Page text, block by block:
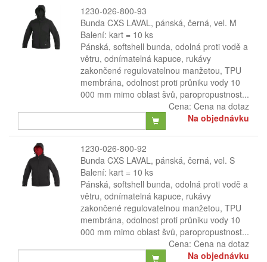
1230-026-800-93
Bunda CXS LAVAL, pánská, černá, vel. M
Balení: kart = 10 ks
Pánská, softshell bunda, odolná proti vodě a
větru, odnímatelná kapuce, rukávy
zakončené regulovatelnou manžetou, TPU
membrána, odolnost proti průniku vody 10
000 mm mimo oblast švů, paropropustnost...
Cena: Cena na dotaz
Na objednávku
1230-026-800-92
Bunda CXS LAVAL, pánská, černá, vel. S
Balení: kart = 10 ks
Pánská, softshell bunda, odolná proti vodě a
větru, odnímatelná kapuce, rukávy
zakončené regulovatelnou manžetou, TPU
membrána, odolnost proti průniku vody 10
000 mm mimo oblast švů, paropropustnost...
Cena: Cena na dotaz
Na objednávku